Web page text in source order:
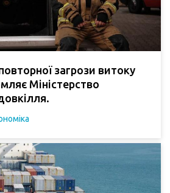
загрози витоку
Міністерство